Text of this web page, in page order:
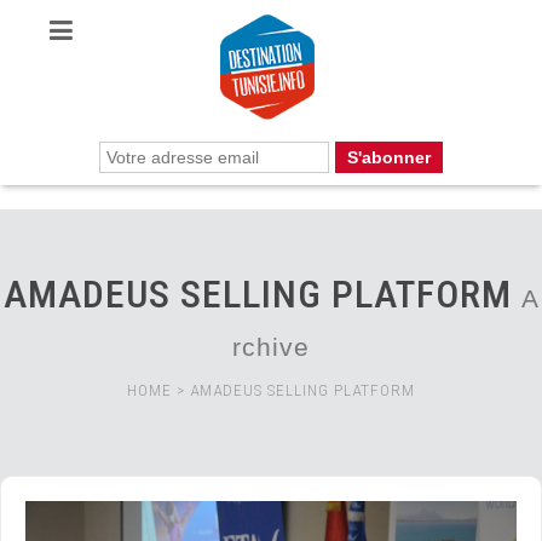
AMADEUS SELLING PLATFORM A
rchive
HOME > AMADEUS SELLING PLATFORM